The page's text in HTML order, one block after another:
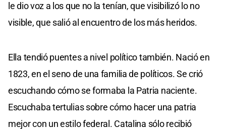
le dio voz a los que no la tenían, que visibilizó lo no
visible, que salió al encuentro de los más heridos.
Ella tendió puentes a nivel político también. Nació en
1823, en el seno de una familia de políticos. Se crió
escuchando cómo se formaba la Patria naciente.
Escuchaba tertulias sobre cómo hacer una patria
mejor con un estilo federal. Catalina sólo recibió